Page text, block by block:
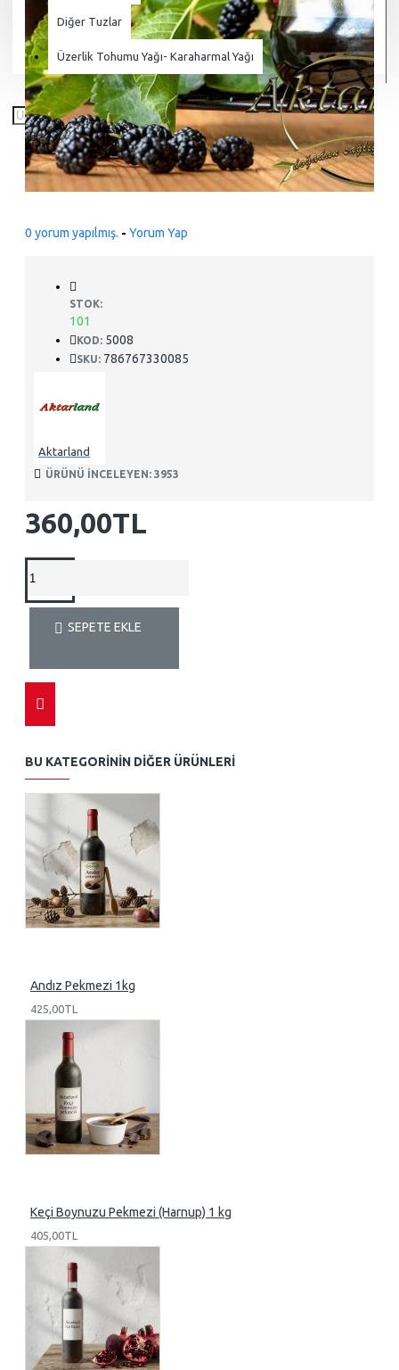
Diğer Tuzlar
Üzerlik Tohumu Yağı- Karaharmal Yağı
0 yorum yapılmış. - Yorum Yap
360,00TL
STOK:
101
KOD: 5008
SKU: 786767330085
Aktarland
ÜRÜNÜ INCELEYEN: 3953
SEPETE EKLE
BU KATEGORININ DIĞER ÜRÜNLERI
Andız Pekmezi 1kg
425,00TL
Keçi Boynuzu Pekmezi (Harnup) 1 kg
405,00TL